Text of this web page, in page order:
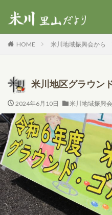
HOME 米川地域振興会から
米川地区グラウン
2024年6月10日 米川地域振興